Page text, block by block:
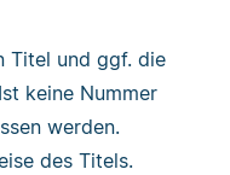
Titel und ggf. die
keine Nummer
werden.
des Titels.